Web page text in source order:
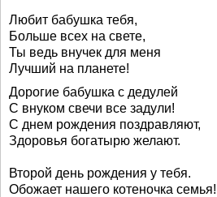
Любит бабушка тебя,
Больше всех на свете,
Ты ведь внучек для меня
Лучший на планете!
Дорогие бабушка с дедулей
С внуком свечи все задули!
С днем рождения поздравляют,
Здоровья богатырю желают.
Второй день рождения у тебя.
Обожает нашего котеночка семья!